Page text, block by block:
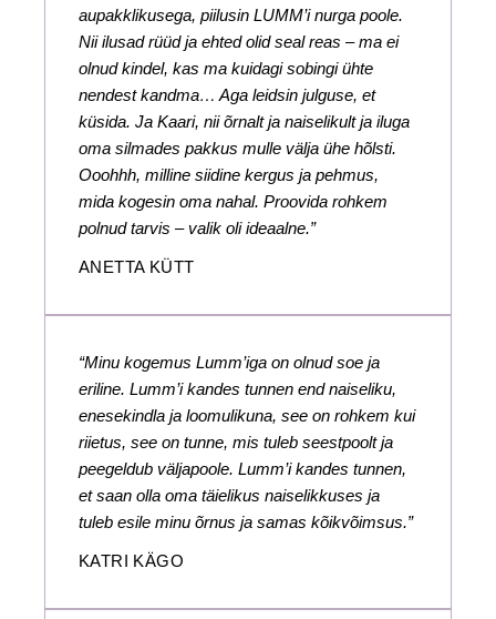
aupakklikusega, piilusin LUMM’i nurga poole.
Nii ilusad rüüd ja ehted olid seal reas – ma ei
olnud kindel, kas ma kuidagi sobingi ühte
nendest kandma… Aga leidsin julguse, et
küsida. Ja Kaari, nii õrnalt ja naiselikult ja iluga
oma silmades pakkus mulle välja ühe hõlsti.
Ooohhh, milline siidine kergus ja pehmus,
mida kogesin oma nahal. Proovida rohkem
polnud tarvis – valik oli ideaalne.”
ANETTA KÜTT
“Minu kogemus Lumm’iga on olnud soe ja
eriline. Lumm’i kandes tunnen end naiseliku,
enesekindla ja loomulikuna, see on rohkem kui
riietus, see on tunne, mis tuleb seestpoolt ja
peegeldub väljapoole. Lumm’i kandes tunnen,
et saan olla oma täielikus naiselikkuses ja
tuleb esile minu õrnus ja samas kõikvõimsus.”
KATRI KÄGO